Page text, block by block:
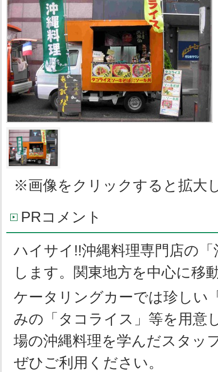
※画像をクリックすると拡大
PRコメント
ハイサイ!!沖縄料理専門店の
します。関東地方を中心に移
ケータリングカーでは珍しい
みの「タコライス」等を用意
場の沖縄料理を学んだスタッ
ぜひご利用ください。